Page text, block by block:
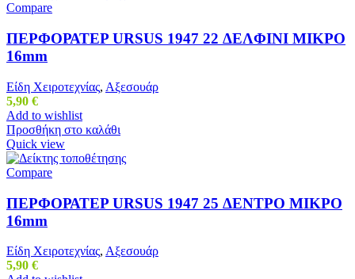
Compare
ΠΕΡΦΟΡΑΤΕΡ URSUS 1947 22 ΔΕΛΦΙΝΙ ΜΙΚΡΟ
16mm
Είδη Χειροτεχνίας, Αξεσουάρ
5,90 €
Add to wishlist
Προσθήκη στο καλάθι
Quick view
Compare
ΠΕΡΦΟΡΑΤΕΡ URSUS 1947 25 ΔΕΝΤΡΟ ΜΙΚΡΟ
16mm
Είδη Χειροτεχνίας, Αξεσουάρ
5,90 €